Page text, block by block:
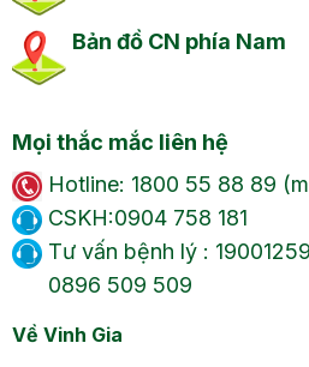
Bản đồ CN phía Nam
Mọi thắc mắc liên hệ
Hotline: 1800 55 88 89
CSKH:0904 758 181
Tư vấn bệnh lý :
0896 509 509
Về Vinh Gia